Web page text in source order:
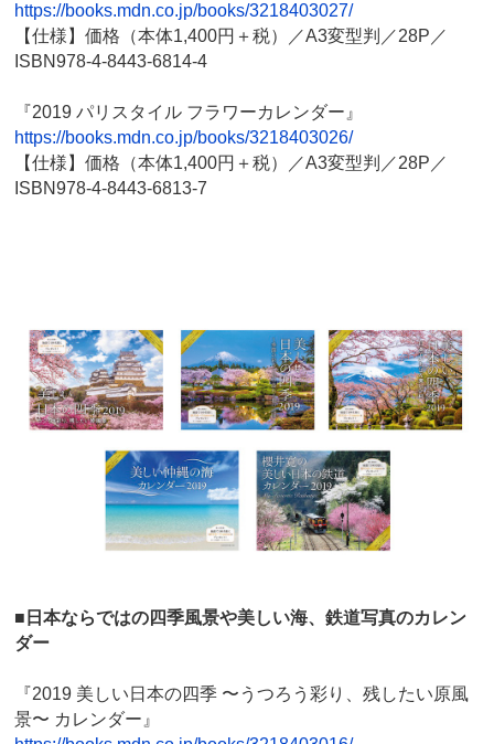
https://books.mdn.co.jp/books/3218403027/
【仕様】価格（本体1,400円＋税）／A3変型判／28P／
ISBN978-4-8443-6814-4
『2019 パリスタイル フラワーカレンダー』
https://books.mdn.co.jp/books/3218403026/
【仕様】価格（本体1,400円＋税）／A3変型判／28P／
ISBN978-4-8443-6813-7
■日本ならではの四季風景や美しい海、鉄道写真のカレン
ダー
『2019 美しい日本の四季 〜うつろう彩り、残したい原風
景〜 カレンダー』